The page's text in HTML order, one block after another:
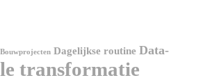
Bouwprojecten Dagelijkse routine Data-
transformatie